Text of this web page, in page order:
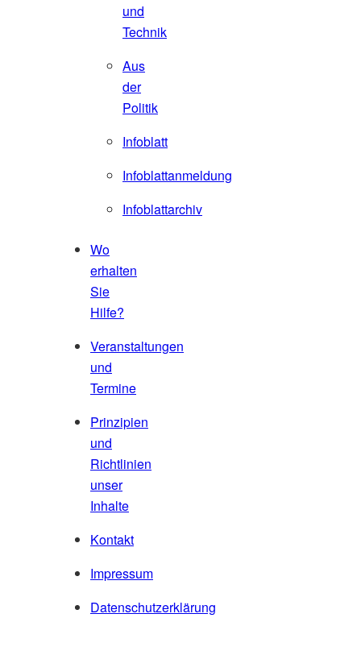
und
Technik
Aus
der
Politik
Infoblatt
Infoblattanmeldung
Infoblattarchiv
Wo
erhalten
Sie
Hilfe?
Veranstaltungen
und
Termine
Prinzipien
und
Richtlinien
unser
Inhalte
Kontakt
Impressum
Datenschutzerklärung